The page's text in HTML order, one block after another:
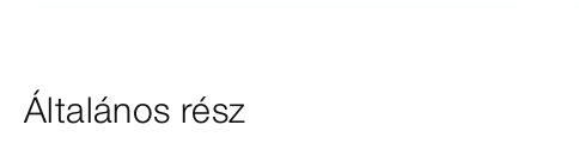
Általános rész